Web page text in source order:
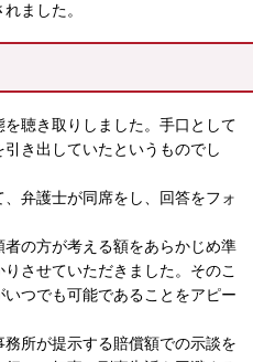
ました。
聴き取りしました。手口として
き出していたというものでし
弁護士が同席をし、回答をフォ
の方が考える額をあらかじめ準
させていただきました。そのこ
つでも可能であることをアピー
所が提示する賠償額での示談を